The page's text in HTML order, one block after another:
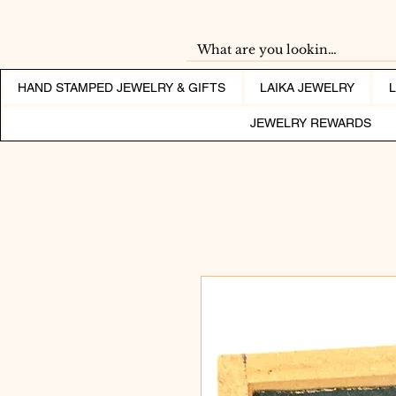
HAND STAMPED JEWELRY & GIFTS LAIKA JEWELRY
JEWELRY REWARDS